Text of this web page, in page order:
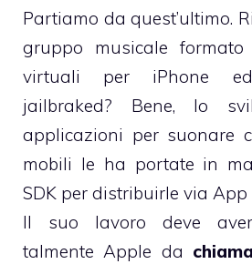
Partiamo da quest’ultimo.
gruppo musicale
virtuali per iPhone
jailbraked? Bene, lo
applicazioni per suonare
mobili le ha portate in
SDK per distribuirle via App
Il suo lavoro deve aver
talmente Apple da